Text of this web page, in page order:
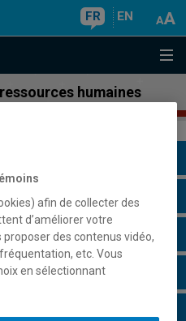
FR EN
humaines
afin de collecter des
d’améliorer votre
des contenus vidéo,
etc. Vous
en sélectionnant